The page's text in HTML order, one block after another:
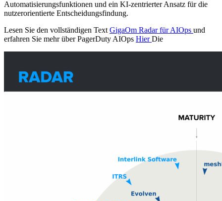
Automatisierungsfunktionen und ein KI-zentrierter Ansatz für die
nutzerorientierte Entscheidungsfindung.
Lesen Sie den vollständigen Text GigaOm Radar für AIOps und
erfahren Sie mehr über PagerDuty AIOps HierDie